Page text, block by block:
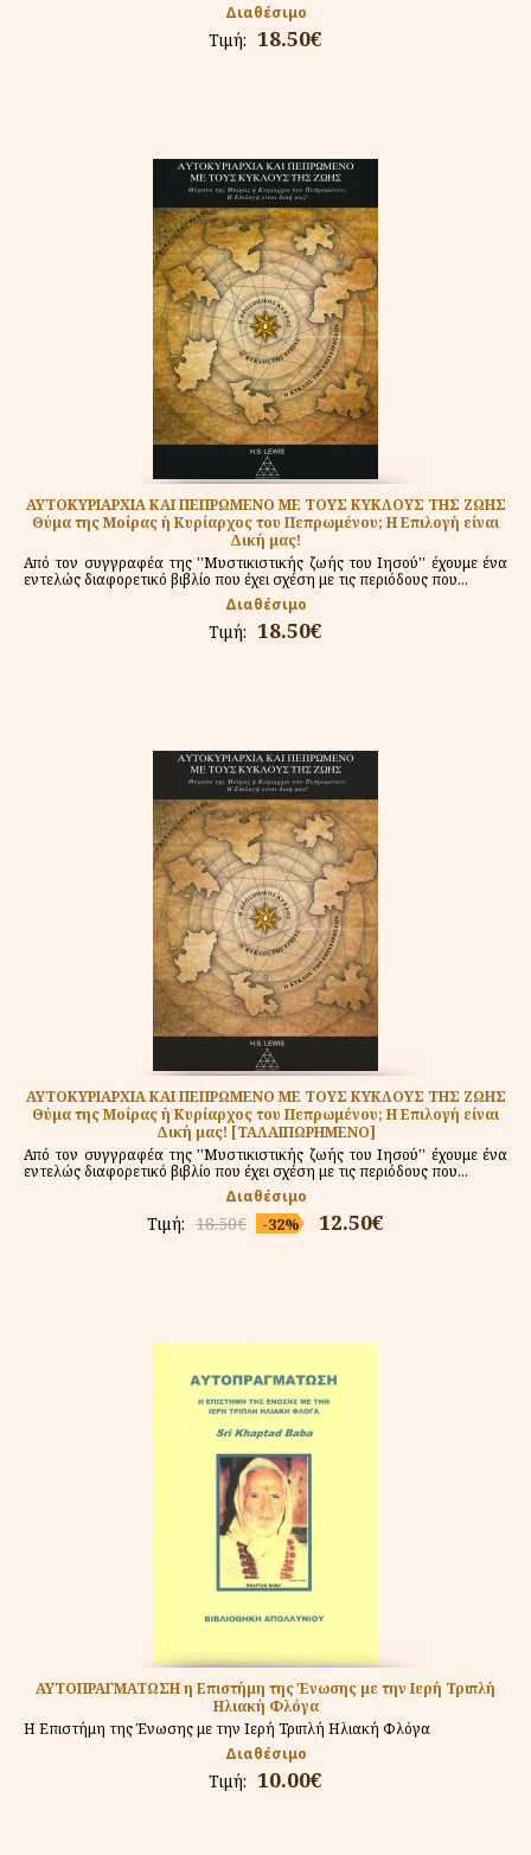
Διαθέσιμο
Τιμή: 18.50€
ΑΥΤΟΚΥΡΙΑΡΧΙΑ ΚΑΙ ΠΕΠΡΩΜΕΝΟ ΜΕ ΤΟΥΣ ΚΥΚΛΟΥΣ ΤΗΣ ΖΩΗΣ
Θύμα της Μοίρας ή Κυρίαρχος του Πεπρωμένου; Η Επιλογή είναι
Δική μας!
Από τον συγγραφέα της ''Μυστικιστικής ζωής του Ιησού'' έχουμε ένα
εντελώς διαφορετικό βιβλίο που έχει σχέση με τις περιόδους που...
Διαθέσιμο
Τιμή: 18.50€
ΑΥΤΟΚΥΡΙΑΡΧΙΑ ΚΑΙ ΠΕΠΡΩΜΕΝΟ ΜΕ ΤΟΥΣ ΚΥΚΛΟΥΣ ΤΗΣ ΖΩΗΣ
Θύμα της Μοίρας ή Κυρίαρχος του Πεπρωμένου; Η Επιλογή είναι
Δική μας! [ΤΑΛΑΙΠΩΡΗΜΕΝΟ]
Από τον συγγραφέα της ''Μυστικιστικής ζωής του Ιησού'' έχουμε ένα
εντελώς διαφορετικό βιβλίο που έχει σχέση με τις περιόδους που...
Διαθέσιμο
Τιμή: 18.50€ -32% 12.50€
ΑΥΤΟΠΡΑΓΜΑΤΩΣΗ η Επιστήμη της Ένωσης με την Ιερή Τριπλή
Ηλιακή Φλόγα
Η Επιστήμη της Ένωσης με την Ιερή Τριπλή Ηλιακή Φλόγα
Διαθέσιμο
Τιμή: 10.00€